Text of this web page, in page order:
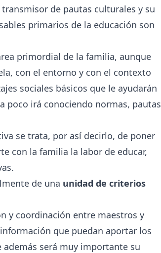
de pautas culturales y su
primarios de la educación son
primordial de la familia, aunque
con el entorno y con el contexto
sociales básicos que le ayudarán
poco irá conociendo normas, pautas
se trata, por así decirlo, de poner
con la familia la labor de educar,
de una unidad de criterios
y coordinación entre maestros y
que puedan aportar los
será muy importante su